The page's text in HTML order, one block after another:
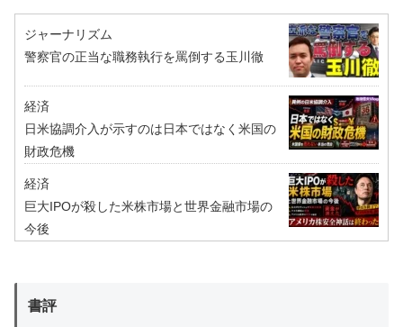
ジャーナリズム
警察官の正当な職務執行を罵倒する玉川徹
経済
日米協調介入が示すのは日本ではなく米国の
財政危機
経済
巨大IPOが殺した米株市場と世界金融市場の
今後
書評